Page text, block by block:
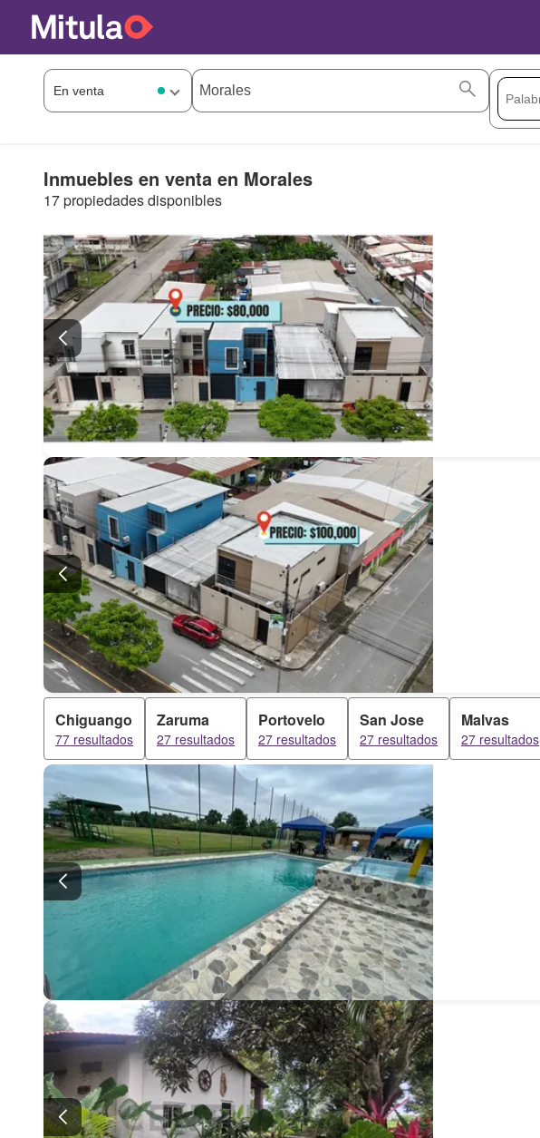
Inmuebles en venta en Morales
17 propiedades disponibles
Chiguango
77 resultados
Zaruma
27 resultados
Portovelo
27 resultados
San Jose
27 resultados
Malvas
27 resultados